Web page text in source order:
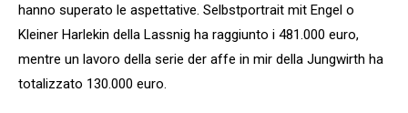
hanno superato le aspettative. Selbstportrait mit Engel o
Kleiner Harlekin della Lassnig ha raggiunto i 481.000 euro,
mentre un lavoro della serie der affe in mir della Jungwirth ha
totalizzato 130.000 euro.